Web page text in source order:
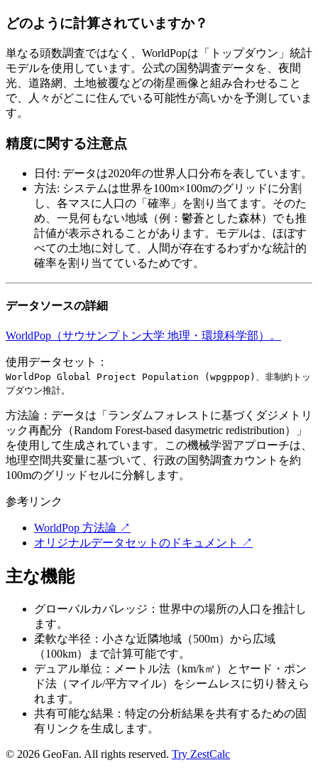
どのように計算されていますか？
単なる頭数調査ではなく、WorldPopは「トップダウン」統計
モデルを使用しています。公式の国勢調査データを、夜間
光、道路網、土地被覆などの衛星画像と組み合わせること
で、人々がどこに住んでいる可能性が高いかを予測していま
す。
精度に関する注意点
日付: データは2020年の世界人口分布を表しています。
方法: システムは世界を100m×100mのグリッドに分割
し、各マスに人口の「確率」を割り当てます。そのた
め、一見何もない地域（例：鬱蒼とした森林）でも推
計値が表示されることがあります。モデルは、ほぼす
べての土地に対して、人間が存在するわずかな統計的
確率を割り当てているためです。
データソースの詳細
WorldPop（サウサンプトン大学 地理・環境科学部）。
使用データセット：
WorldPop Global Project Population (wpgppop)、非制約トッ
プダウン推計。
方法論： データは「ランダムフォレストに基づくダジメトリ
ック再配分（Random Forest-based dasymetric redistribution）」
を使用して生成されています。この機械学習アプローチは、
地理空間共変量に基づいて、行政の国勢調査カウントを約
100mのグリッドセルに分解します。
参考リンク
WorldPop 方法論 ↗
オリジナルデータセットのドキュメント
↗
主な機能
グローバルカバレッジ：世界中の場所の人口を推計し
ます。
柔軟な半径：小さな近隣地域（500m）から広域
（100km）まで計算可能です。
デュアル単位：メートル法（km/k㎡）とヤード・ポン
ド法（マイル/平方マイル）をシームレスに切り替えら
れます。
共有可能な結果：特定の分析結果を共有するための固
有リンクを生成します。
© 2026 GeoFan. All rights reserved. Try ZestCalc